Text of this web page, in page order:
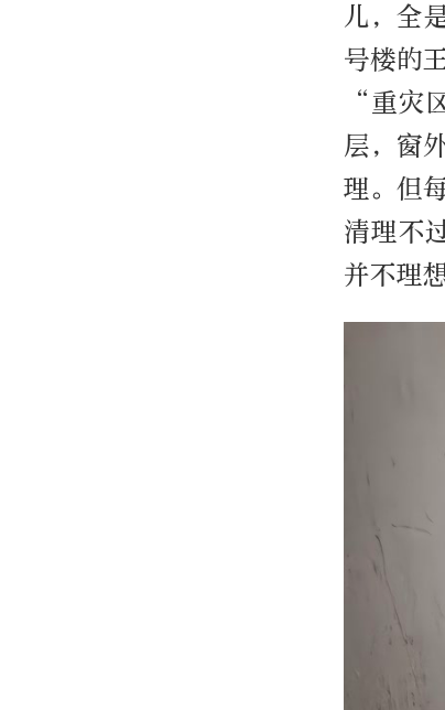
儿，全
号楼的
“重灾
层，窗
理。但
清理不
并不理想